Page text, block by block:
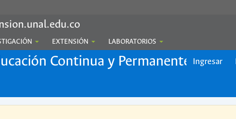
EXTENSIÓN LABORATORIOS
Continua y Permanente Ingresar